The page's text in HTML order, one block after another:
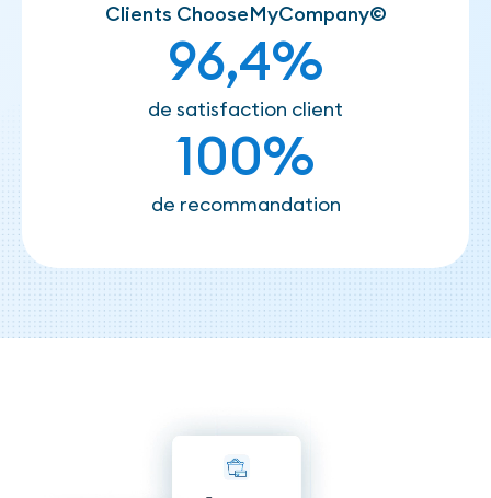
Clients ChooseMyCompany©
96,4%
de satisfaction client
100%
de recommandation